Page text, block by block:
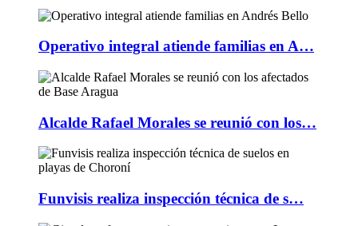
Operativo integral atiende familias en A…
Alcalde Rafael Morales se reunió con los…
Funvisis realiza inspección técnica de s…